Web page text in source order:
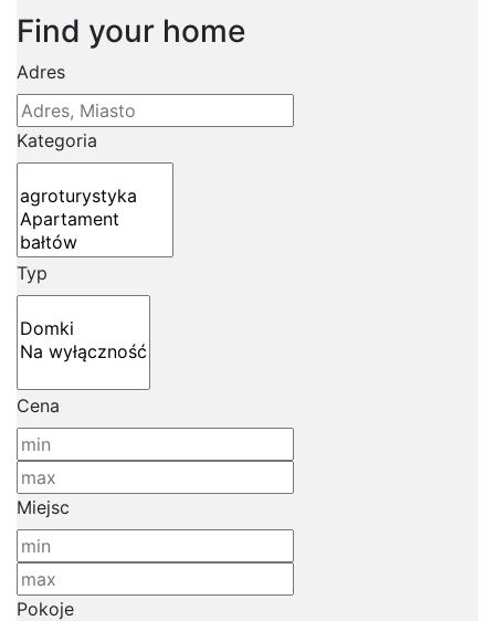
Find your home
Adres
Kategoria
Typ
Cena
Miejsc
Pokoje